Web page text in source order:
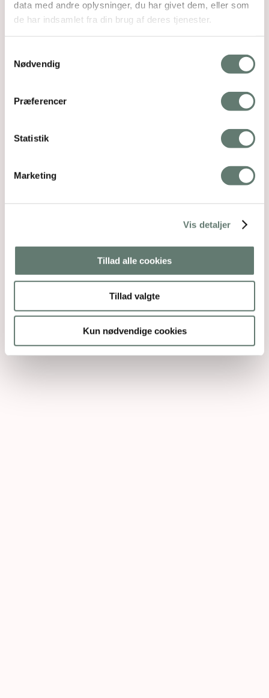
data med andre oplysninger, du har givet dem, eller som
de har indsamlet fra din brug af deres tjenester.
Nødvendig
Præferencer
Statistik
Marketing
Vis detaljer
Tillad alle cookies
Tillad valgte
Kun nødvendige cookies